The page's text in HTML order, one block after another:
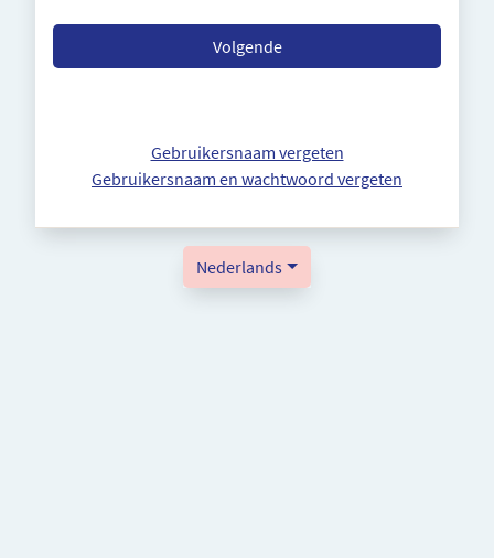
Gebruikersnaam vergeten
Gebruikersnaam en wachtwoord vergeten
Nederlands